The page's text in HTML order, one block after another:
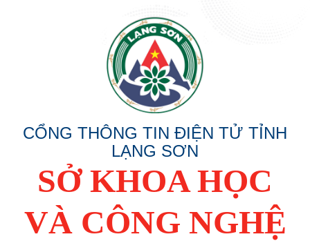
CỔNG THÔNG TIN ĐIỆN TỬ TỈNH
LẠNG SƠN
SỞ KHOA HỌC
VÀ CÔNG NGHỆ